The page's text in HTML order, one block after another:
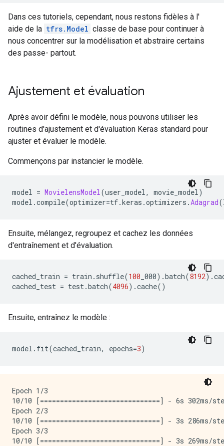
Dans ces tutoriels, cependant, nous restons fidèles à l'
aide de la tfrs.Model classe de base pour continuer à
nous concentrer sur la modélisation et abstraire certains
des passe- partout.
Ajustement et évaluation
Après avoir défini le modèle, nous pouvons utiliser les
routines d'ajustement et d'évaluation Keras standard pour
ajuster et évaluer le modèle.
Commençons par instancier le modèle.
model = MovielensModel(user_model, movie_model)
model .compile(optimizer=tf.keras .optimizers .Adagrad(
Ensuite, mélangez, regroupez et cachez les données
d'entraînement et d'évaluation.
cached_train = train . shuffle(100 _000).batch(8192).
cached_test = test.batch(4096).cache()
Ensuite, entraînez le modèle :
model . fit(cached_train, epochs=3)
Epoch 1/3
10/10 [==============================] - 6s
Epoch 2/3
10/10 [==============================] - 3s
Epoch 3/3
10/10 [==============================] - 3s